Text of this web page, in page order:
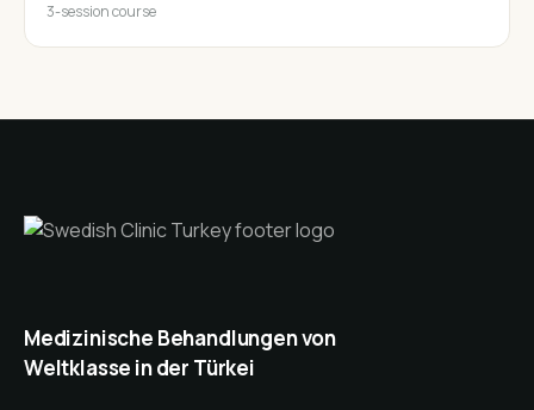
3-session course
Medizinische Behandlungen von
Weltklasse in der Türkei